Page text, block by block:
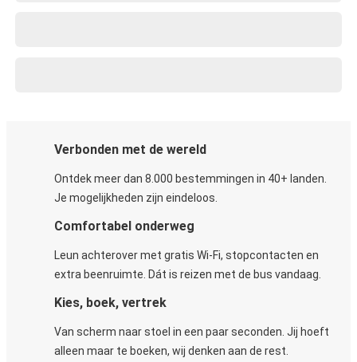
Verbonden met de wereld
Ontdek meer dan 8.000 bestemmingen in 40+ landen.
Je mogelijkheden zijn eindeloos.
Comfortabel onderweg
Leun achterover met gratis Wi-Fi, stopcontacten en
extra beenruimte. Dát is reizen met de bus vandaag.
Kies, boek, vertrek
Van scherm naar stoel in een paar seconden. Jij hoeft
alleen maar te boeken, wij denken aan de rest.